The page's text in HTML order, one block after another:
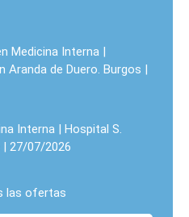
Medicina Interna |
Aranda de Duero. Burgos |
Interna | Hospital S.
| 27/07/2026
las ofertas